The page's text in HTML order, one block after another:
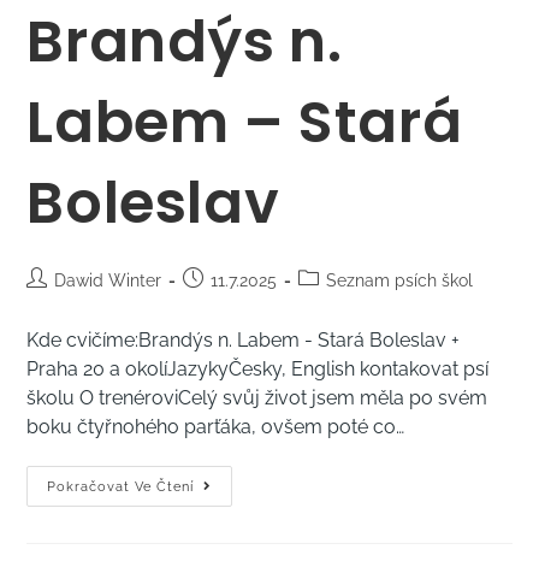
Brandýs n.
Labem – Stará
Boleslav
Dawid Winter 11.7.2025 Seznam psích škol
Kde cvičíme:Brandýs n. Labem - Stará Boleslav +
Praha 20 a okolíJazykyČesky, English kontakovat psí
školu O trenéroviCelý svůj život jsem měla po svém
boku čtyřnohého parťáka, ovšem poté co…
Pokračovat Ve Čtení